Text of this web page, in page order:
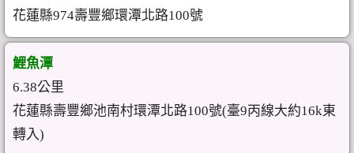
花蓮縣974壽豐鄉環潭北路100號
鯉魚潭
6.38公里
花蓮縣壽豐鄉池南村環潭北路100號(臺9丙線大約16k東
轉入)